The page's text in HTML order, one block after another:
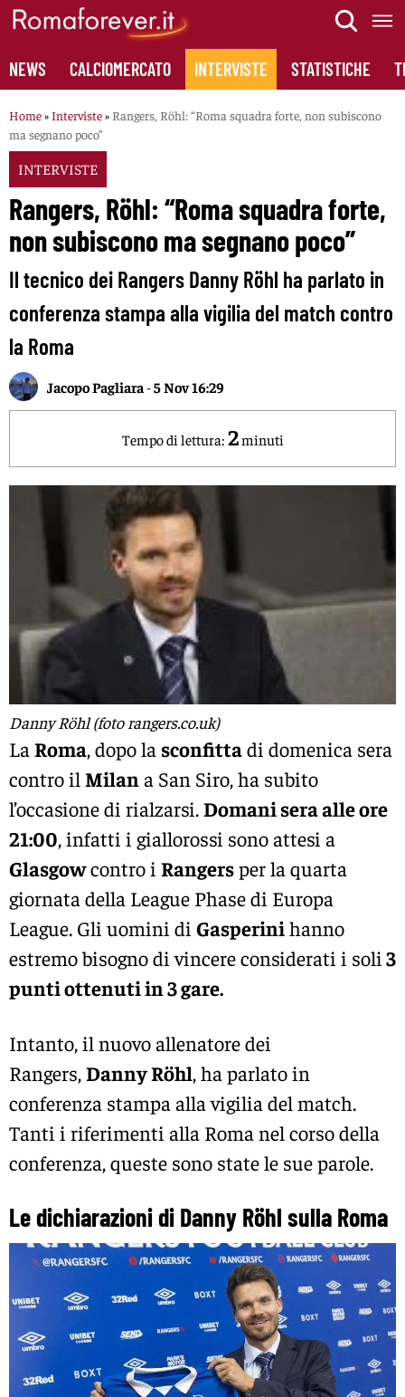
Skip
content
NEWS CALCIOMERCATO INTERVISTE STATISTICHE
Home»Interviste» Rangers, Röhl: “Roma squadra forte, non subiscono
ma segnano poco”
INTERVISTE
Rangers, Röhl: “Roma squadra forte,
non subiscono ma segnano poco”
Il tecnico dei Rangers Danny Röhl ha parlato in
conferenza stampa alla vigilia del match contro
la Roma
Jacopo Pagliara -5 Nov 16:29
Tempo di lettura: 2minuti
Danny Röhl (foto rangers.co.uk)
La Roma, dopo la sconfittadi domenica sera
contro il Milana San Siro, ha subito
l’occasione di rialzarsi.Domani sera alle ore
21:00, infatti i giallorossi sono attesi a
Glasgowcontro i Rangersper la quarta
giornata della League Phase di Europa
League. Gli uomini di Gasperinihanno
estremo bisogno di vincere considerati i soli 3
punti ottenuti in 3 gare.
Intanto, il nuovo allenatore dei
Rangers,DannyRöhl, ha parlato in
conferenza stampa alla vigilia del match.
Tanti i riferimenti alla Roma nel corso della
conferenza, queste sono state le sue parole.
Le dichiarazioni di Danny Röhl sulla Roma